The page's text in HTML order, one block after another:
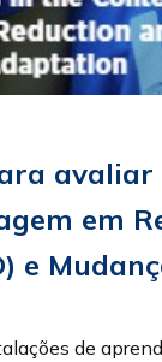
avaliar
em
e
de